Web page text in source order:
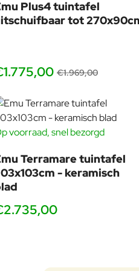
Wil je dat je terras echt af
Bekijk Heaven items en
Te bewonderen in
Foto’s kunnen veel laten
Plus4 tuintafel
tot
€1.969,00
voorraad, snel bezorgd
Terramare tuintafel
- keramisch